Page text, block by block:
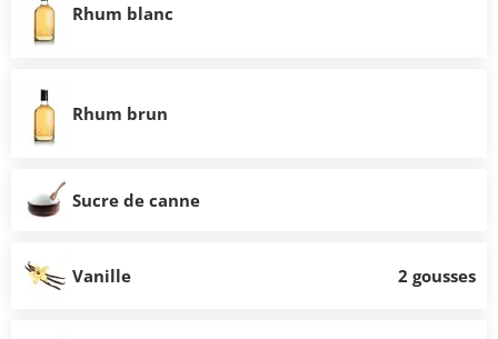
Rhum blanc
Rhum brun
Sucre de canne
Vanille 2 gousses